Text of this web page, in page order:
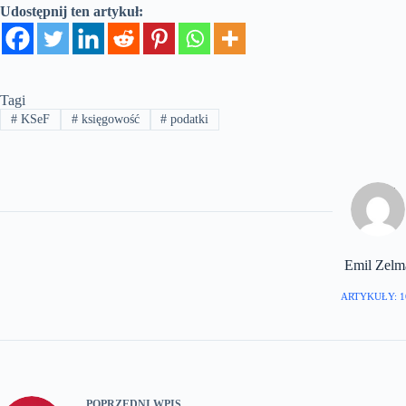
Udostępnij ten artykuł:
Tagi
#KSeF #księgowość # podatki
Emil
ARTYKUŁY: